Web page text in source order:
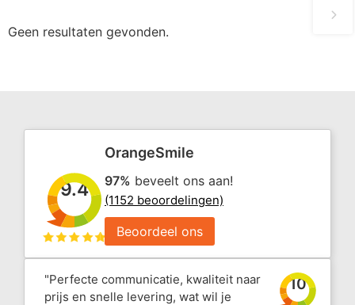
Geen resultaten gevonden.
9.4
OrangeSmile
97% beveelt ons aan!
(1152 beoordelingen)
Beoordeel ons
"Perfecte communicatie, kwaliteit naar
prijs en snelle levering, wat wil je
10